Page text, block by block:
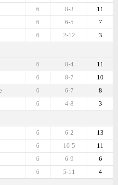
11
8-3
6
7
6-5
6
3
2-12
6
11
8-4
6
10
8-7
6
8
6-7
6
3
4-8
6
13
6-2
6
11
10-5
6
6
6-9
6
4
5-11
6